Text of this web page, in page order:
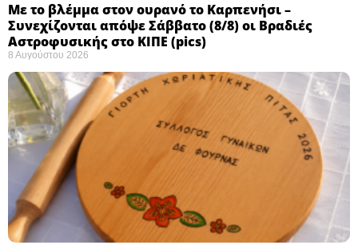
Με το βλέμμα στον ουρανό το Καρπενήσι –
Συνεχίζονται απόψε Σάββατο (8/8) οι Βραδιές
Αστροφυσικής στο ΚΙΠΕ (pics)
8 Αυγούστου 2026